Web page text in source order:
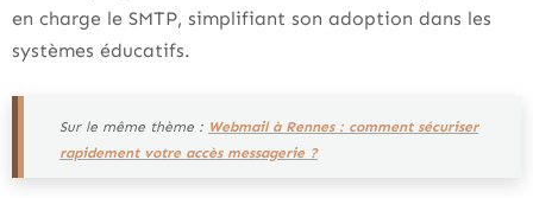
en charge le SMTP, simplifiant son adoption dans les
systèmes éducatifs.
Sur le même thème : Webmail à Rennes : comment sécuriser
rapidement votre accès messagerie ?